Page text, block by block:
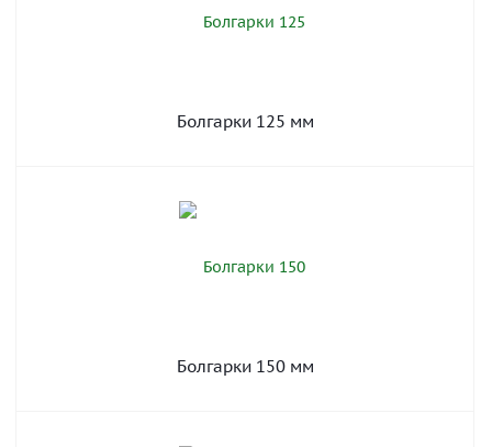
Болгарки 125 мм
Болгарки 150 мм